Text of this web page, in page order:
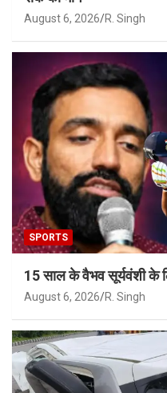
August 6, 2026 R. Singh
SPORTS
15 साल के वैभव सूर्यवंशी के
August 6, 2026 R. Singh